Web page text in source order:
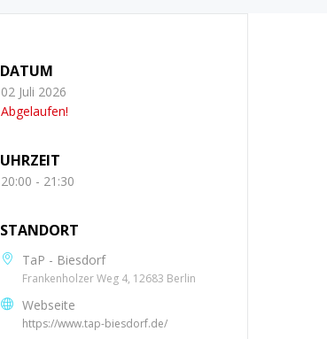
DATUM
02 Juli 2026
Abgelaufen!
UHRZEIT
20:00 - 21:30
STANDORT
TaP - Biesdorf
Frankenholzer Weg 4, 12683 Berlin
Webseite
https://www.tap-biesdorf.de/